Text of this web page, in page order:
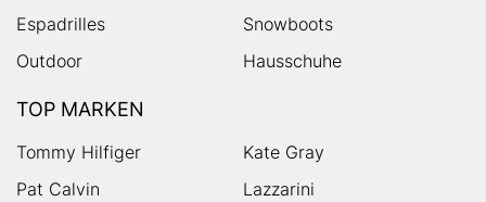
Espadrilles
Snowboots
Outdoor
Hausschuhe
TOP MARKEN
Tommy Hilfiger
Kate Gray
Pat Calvin
Lazzarini